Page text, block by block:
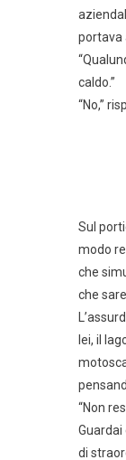
portava
caldo.”
“No,”
Sul
modo
che
che
lei, il
“Non
di